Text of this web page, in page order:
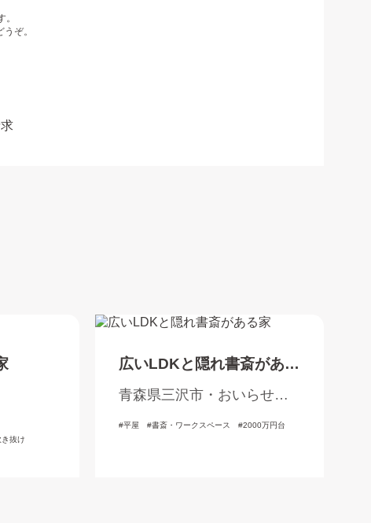
ぞ。
き抜け
広いLDKと隠れ書斎がある
家
青森県三沢市・おいらせ
町・三戸郡
平屋 書斎・ワークスペース 2000万円台